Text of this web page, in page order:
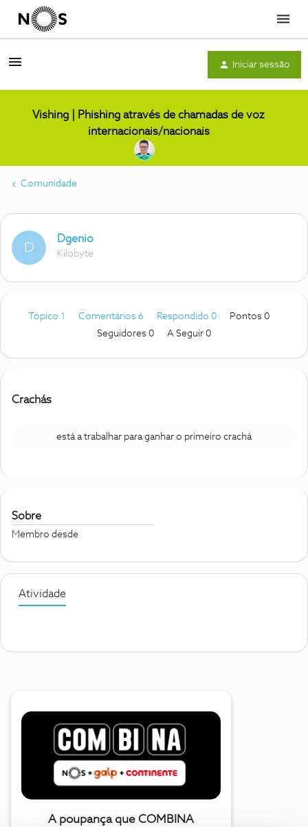
Menu
Iniciar sessão
Vishing | Phishing através de chamadas de voz
internacionais/nacionais
Comunidade
D
Dgenio
Kilobyte
Tópico 1 Comentários 6 Respondido 0
Pontos 0
Seguidores 0 A Seguir 0
Crachás
está a trabalhar para ganhar o primeiro crachá
Sobre
Membro desde
Atividade
A poupança que COMBINA